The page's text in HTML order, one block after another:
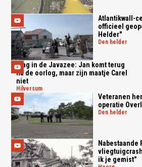
Atlantikwall-
officieel
Helder"
den helder
Slag in de Javazee: Jan komt terug
na de oorlog, maar zijn maatje Carel
niet
hilversum
Veteranen
operatie
den helder
Nabestaande
ik je gemist"